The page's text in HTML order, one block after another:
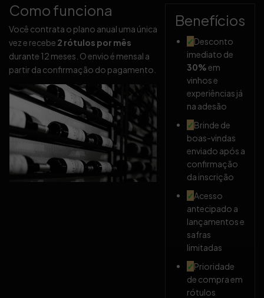
Como funciona
Você contrata o plano anual uma única
vez e recebe 2 rótulos por mês
durante 12 meses. O envio é mensal a
partir da confirmação do pagamento.
Benefícios
✓Desconto
imediato de
30%em
vinhos e
experiências já
na adesão
✓Brinde de
boas-vindas
enviado após a
confirmação
da inscrição
✓Acesso
antecipado a
lançamentos e
safras
limitadas
✓Prioridade
de compra em
rótulos